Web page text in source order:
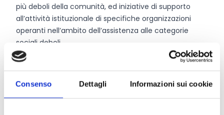
Consenso Dettagli Informazioni sui cookie
più deboli della comunità, ed iniziative di supporto
all’attività istituzionale di specifiche organizzazioni
operanti nell’ambito dell’assistenza alle categorie
sociali deboli.
CONDIVIDI